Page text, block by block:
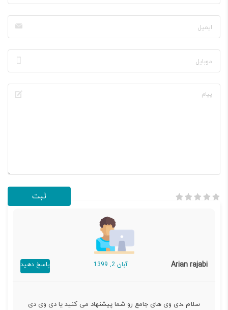
Arian rajabi آبان 2, 1399 پاسخ دهید
سلام ،دی وی های جامع رو شما پیشنهاد می کنید یا دی وی دی